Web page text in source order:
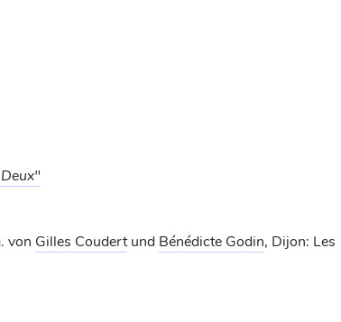
von Gilles Coudertund Bénédicte Godin, Dijon: Les